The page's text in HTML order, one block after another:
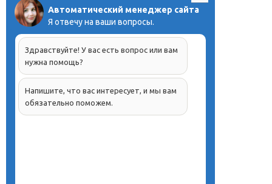
Автоматический менеджер сайта
Я отвечу на ваши вопросы.
Здравствуйте! У вас есть вопрос или вам
нужна помощь?
Напишите, что вас интересует, и мы вам
обязательно поможем.